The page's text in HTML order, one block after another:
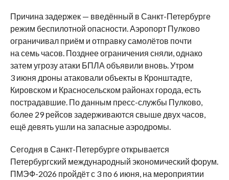
Причина задержек — введённый в Санкт-Петербурге
режим беспилотной опасности. Аэропорт Пулково
ограничивал приём и отправку самолётов почти
на семь часов. Позднее ограничения сняли, однако
затем угрозу атаки БПЛА объявили вновь. Утром
3 июня дроны атаковали объекты в Кронштадте,
Кировском и Красносельском районах города, есть
пострадавшие. По данным пресс-службы Пулково,
более 29 рейсов задерживаются свыше двух часов,
ещё девять ушли на запасные аэродромы.
Сегодня в Санкт-Петербурге открывается
Петербургский международный экономический форум.
ПМЭФ-2026 пройдёт с 3 по 6 июня, на мероприятии